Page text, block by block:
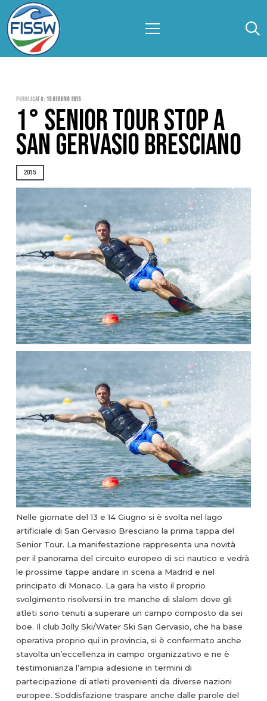
Pubblicato: 15 Giugno 2015
1° SENIOR TOUR STOP A
SAN GERVASIO BRESCIANO
2015
Nelle giornate del 13 e 14 Giugno si è svolta nel lago
artificiale di San Gervasio Bresciano la prima tappa del
Senior Tour. La manifestazione rappresenta una novità
per il panorama del circuito europeo di sci nautico e vedrà
le prossime tappe andare in scena a Madrid e nel
principato di Monaco. La gara ha visto il proprio
svolgimento risolversi in tre manche di slalom dove gli
atleti sono tenuti a superare un campo composto da sei
boe. Il club Jolly Ski/Water Ski San Gervasio, che ha base
operativa proprio qui in provincia, si è confermato anche
stavolta un’eccellenza in campo organizzativo e ne è
testimonianza l’ampia adesione in termini di
partecipazione di atleti provenienti da diverse nazioni
europee. Soddisfazione traspare anche dalle parole del